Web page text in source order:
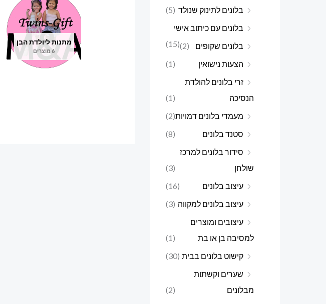
בלונים לתינוק שנולד (5)
בלונים עם כיתוב אישי
(15)
בלונים שקופים
(2)
הצעות נישואין
(1)
זרי בלונים להולדת
הנסיכה
(1)
מעמדי בלונים דמויות(2)
סטנד בלונים
(8)
סידור בלונים למרכז
שולחן
(3)
עיצוב בלונים
(16)
עיצוב בלונים למקווה (3)
עיצובים ומוצרים
למסיבה בן או בת
(1)
קישוט בלונים בבית (30)
שערים וקשתות
מבלונים
(2)
מתנות ליולדת הבן
6 מוצרים